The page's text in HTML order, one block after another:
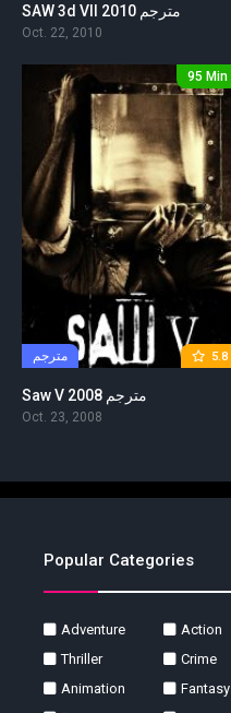
SAW 3d VII 2010 مترجم
Oct. 22, 2010
5.8 مترجم
95 Min
Saw V 2008 مترجم
Oct. 23, 2008
Popular Categories
Adventure
Action
Thriller
Crime
Animation
Fantasy